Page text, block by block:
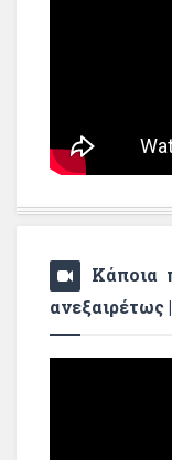
Κάποια
ανεξαιρέτως